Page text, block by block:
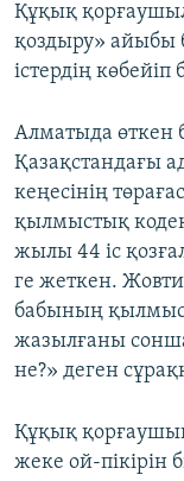
Құқық
қоздыру» айыбы
істердің
Алматыда өткен
Қазақстандағы
кеңесінің
қылмыстық
жылы 44 іс
ге жеткен.
бабының
жазылғаны
не?» деген
Құқық
жеке ой-пікірін